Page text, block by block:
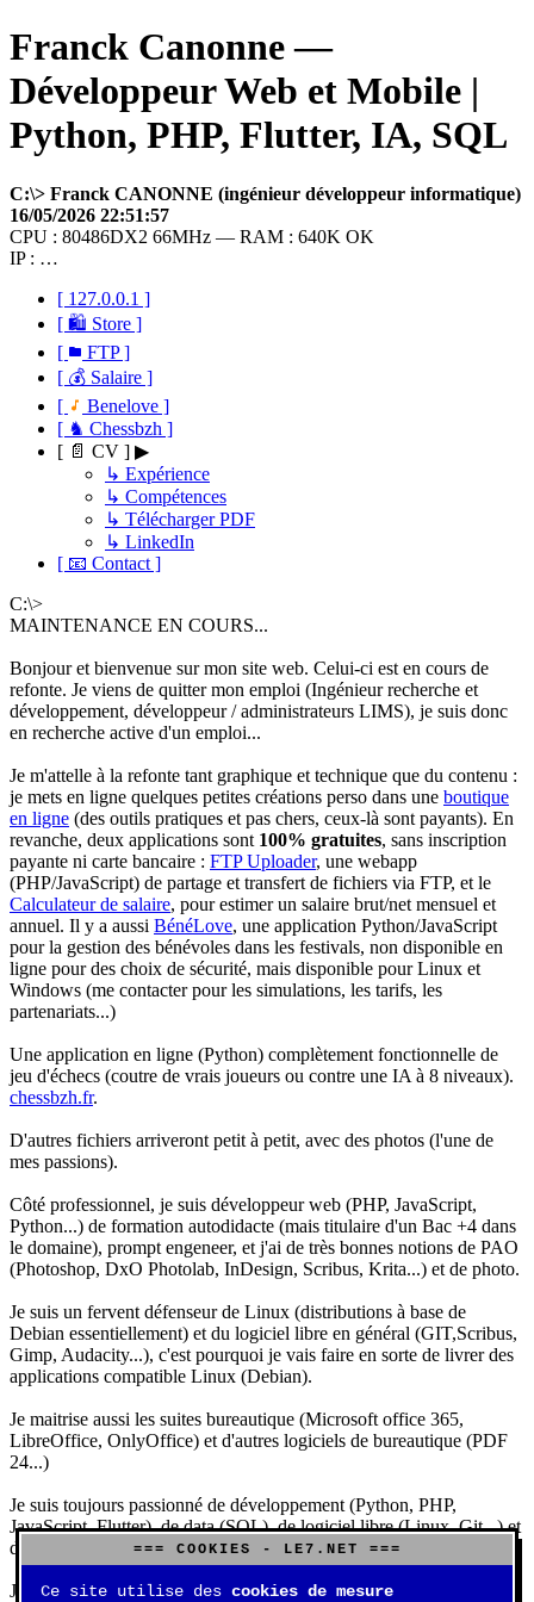
Franck Canonne —
Développeur Web et Mobile |
Python, PHP, Flutter, IA, SQL
C:\> Franck CANONNE (ingénieur développeur informatique)
16/05/2026 22:51:57
CPU : 80486DX2 66MHz — RAM : 640K OK
IP : …
[ 127.0.0.1 ]
[ 🛍 Store ]
[
FTP ]
[ 💰 Salaire ]
[
Benelove ]
[ ♞ Chessbzh ]
[ 📄 CV ] ▶
↳ Expérience
↳ Compétences
↳ Télécharger PDF
↳ LinkedIn
[ 📧 Contact ]
C:\>
MAINTENANCE EN COURS...
Bonjour et bienvenue sur mon site web. Celui-ci est en cours de
refonte. Je viens de quitter mon emploi (Ingénieur recherche et
développement, développeur / administrateurs LIMS), je suis donc
en recherche active d'un emploi...
Je m'attelle à la refonte tant graphique et technique que du contenu :
je mets en ligne quelques petites créations perso dans une boutique
en ligne (des outils pratiques et pas chers, ceux-là sont payants). En
revanche, deux applications sont 100% gratuites, sans inscription
payante ni carte bancaire : FTP Uploader, une webapp
(PHP/JavaScript) de partage et transfert de fichiers via FTP, et le
Calculateur de salaire, pour estimer un salaire brut/net mensuel et
annuel. Il y a aussi BénéLove, une application Python/JavaScript
pour la gestion des bénévoles dans les festivals, non disponible en
ligne pour des choix de sécurité, mais disponible pour Linux et
Windows (me contacter pour les simulations, les tarifs, les
partenariats...)
Une application en ligne (Python) complètement fonctionnelle de
jeu d'échecs (coutre de vrais joueurs ou contre une IA à 8 niveaux).
chessbzh.fr.
D'autres fichiers arriveront petit à petit, avec des photos (l'une de
mes passions).
Côté professionnel, je suis développeur web (PHP, JavaScript,
Python...) de formation autodidacte (mais titulaire d'un Bac +4 dans
le domaine), prompt engeneer, et j'ai de très bonnes notions de PAO
(Photoshop, DxO Photolab, InDesign, Scribus, Krita...) et de photo.
Je suis un fervent défenseur de Linux (distributions à base de
Debian essentiellement) et du logiciel libre en général (GIT,Scribus,
Gimp, Audacity...), c'est pourquoi je vais faire en sorte de livrer des
applications compatible Linux (Debian).
Je maitrise aussi les suites bureautique (Microsoft office 365,
LibreOffice, OnlyOffice) et d'autres logiciels de bureautique (PDF
24...)
Je suis toujours passionné de développement (Python, PHP,
JavaScript, Flutter), de data (SQL), de logiciel libre (Linux, Git...) et
d'IA (principalement Claude et DeepSeek).
J'aime jouer, surtout aux jeux de sociétés (Risk, Uno, Scrabble...),
=== COOKIES - LE7.NET ===
Ce site utilise des cookies de mesure